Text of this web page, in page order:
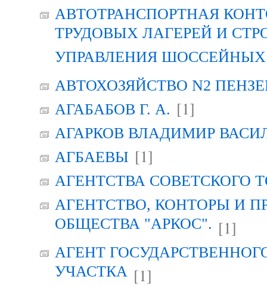
АВТОТРАНСПОРТНАЯ
ТРУДОВЫХ ЛАГЕРЕЙ И
УПРАВЛЕНИЯ
АВТОХОЗЯЙСТВО N2
АГАБАБОВ Г. А. [1]
АГАРКОВ ВЛАДИМИР
АГБАЕВЫ [1]
АГЕНТСТВА СОВЕТСКОГО
АГЕНТСТВО, КОНТОРЫ И
ОБЩЕСТВА "АРКОС". [1]
АГЕНТ
УЧАСТКА [1]